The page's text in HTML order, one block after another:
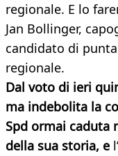
regionale. E lo
Jan Bollinger,
candidato di
regionale.
Dal voto di ieri
ma indebolita la
Spd ormai caduta
della sua storia, e